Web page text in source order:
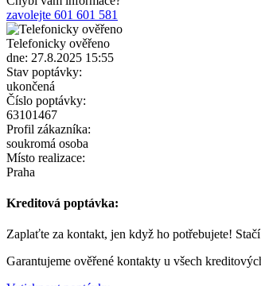
zavolejte 601 601 581
Telefonicky ověřeno
dne: 27.8.2025 15:55
Stav poptávky:
ukončená
Číslo poptávky:
63101467
Profil zákazníka:
soukromá osoba
Místo realizace:
Praha
Kreditová poptávka:
Zaplaťte za kontakt, jen když ho potřebujete!
Garantujeme ověřené kontakty u všech